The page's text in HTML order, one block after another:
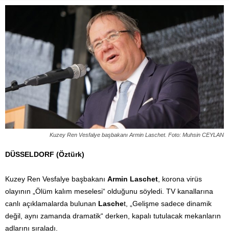
Kuzey Ren Vesfalye başbakanı Armin Laschet. Foto: Muhsin CEYLAN
DÜSSELDORF (Öztürk)
Kuzey Ren Vesfalye başbakanı Armin Laschet , korona virüs
olayının „Ölüm kalım meselesi“ olduğunu söyledi. TV kanallarına
canlı açıklamalarda bulunan Laschet, „Gelişme sadece dinamik
değil, aynı zamanda dramatik“ derken, kapalı tutulacak mekanların
adlarını sıraladı.